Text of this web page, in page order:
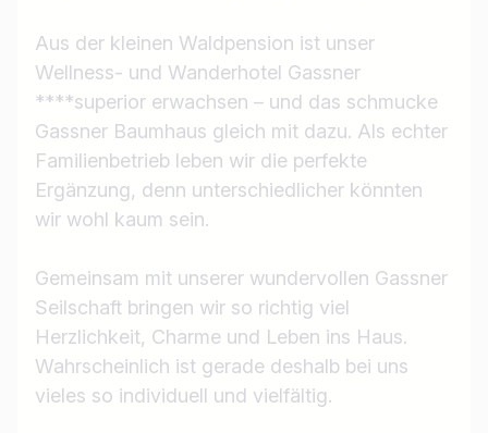
Aus der kleinen Waldpension ist unser
Wellness- und Wanderhotel Gassner
****superior erwachsen – und das schmucke
Gassner Baumhaus gleich mit dazu. Als echter
Familienbetrieb leben wir die perfekte
Ergänzung, denn unterschiedlicher könnten
wir wohl kaum sein.
Gemeinsam mit unserer wundervollen Gassner
Seilschaft bringen wir so richtig viel
Herzlichkeit, Charme und Leben ins Haus.
Wahrscheinlich ist gerade deshalb bei uns
vieles so individuell und vielfältig.